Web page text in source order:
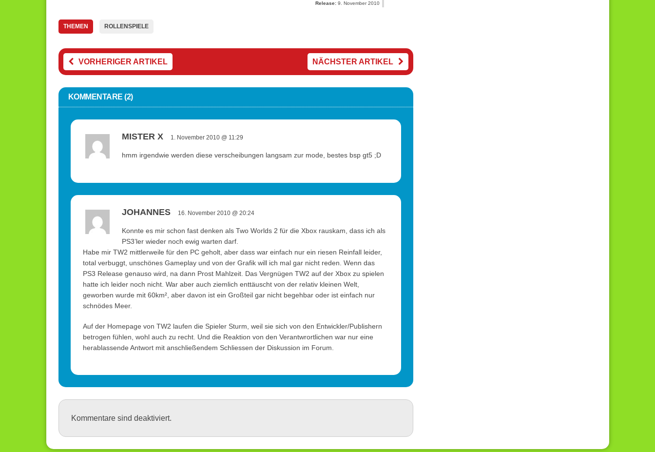
Release:9. November 2010
THEMEN ROLLENSPIELE
VORHERIGER ARTIKEL NÄCHSTER ARTIKEL
KOMMENTARE (2)
MISTER X 1. November 2010 @ 11:29
hmm irgendwie werden diese verscheibungen langsam zur mode, bestes bsp gt5 ;D
JOHANNES 16. November 2010 @ 20:24
Konnte es mir schon fast denken als Two Worlds 2 für die Xbox rauskam, dass ich als
PS3’ler wieder noch ewig warten darf.
Habe mir TW2 mittlerweile für den PC geholt, aber dass war einfach nur ein riesen Reinfall leider,
total verbuggt, unschönes Gameplay und von der Grafik will ich mal gar nicht reden. Wenn das
PS3 Release genauso wird, na dann Prost Mahlzeit. Das Vergnügen TW2 auf der Xbox zu spielen
hatte ich leider noch nicht. War aber auch ziemlich enttäuscht von der relativ kleinen Welt,
geworben wurde mit 60km², aber davon ist ein Großteil gar nicht begehbar oder ist einfach nur
schnödes Meer.
Auf der Homepage von TW2 laufen die Spieler Sturm, weil sie sich von den Entwickler/Publishern
betrogen fühlen, wohl auch zu recht. Und die Reaktion von den Verantwrortlichen war nur eine
herablassende Antwort mit anschließendem Schliessen der Diskussion im Forum.
Kommentare sind deaktiviert.